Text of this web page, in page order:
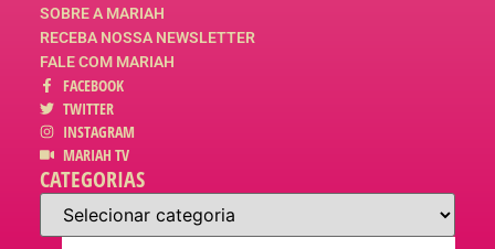
SOBRE A MARIAH
RECEBA NOSSA NEWSLETTER
FALE COM MARIAH
FACEBOOK
TWITTER
INSTAGRAM
MARIAH TV
CATEGORIAS